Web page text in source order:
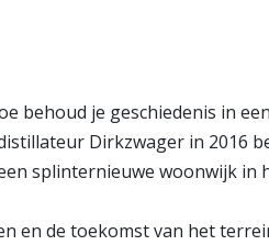
behoud je geschiedenis in een
Dirkzwager in 2016
splinternieuwe woonwijk in
en de toekomst van het